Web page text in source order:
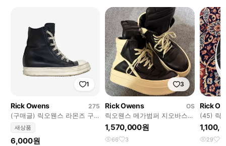
1
Rick Owens
275
(구매글) 릭오웬스 라몬즈 구
합니다
새상품
6,000원
3
Rick Owens
OS
릭오웬스 메가범퍼 지오바스켓
43
1,570,000원
66 3
Rick
(45) 릭
릭반스
29 1